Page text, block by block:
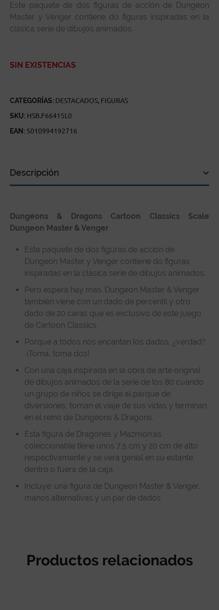
Este paquete de dos figuras de acción de Dungeon
Master y Venger contiene do figuras inspiradas en la
clásica serie de dibujos animados.
SIN EXISTENCIAS
CATEGORÍAS: DESTACADOS, FIGURAS
SKU: HSB.F66415L0
EAN: 5010994192716
Descripción
Especificaciones técnicas
Dungeons & Dragons Cartoon Classics Scale
Dungeon Master & Venger
Este paquete de dos figuras de acción de
Dungeon Master y Venger contiene do figuras
inspiradas en la clásica serie de dibujos animados.
Pero espera hay mas. Dungeon Master & Venger
también viene con un dado de percentil y otro
dado de 20 caras que es exclusivo de este juego
de Cartoon Classics.
Porque a todos nos encantan los dados, ¿verdad?
¡Toma, toma dos!
Con una caja inspirada en la obra de arte original
de dibujos animados de la serie de los 80 cuando
un grupo de niños se dirige al parque de
diversiones, toman el viaje de sus vidas y terminan
en el reino de Dungeons & Dragons.
Esta figura de Dragones y Mazmorras
coleccionable tiene unos 7,5 cm y 20 cm de alto
respectivamente y se verá genial en su estante,
dentro o fuera de la caja.
Incluye: una figura de Dungeon Master & Venger,
manos alternativas y un par de dados
Productos relacionados